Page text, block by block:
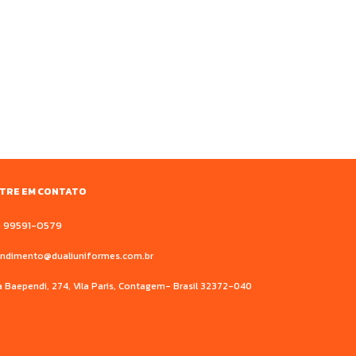
EM CONTATO
Baependi, 274, Vila Paris, Contagem- Brasil 32372-040